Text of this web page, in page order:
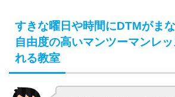
すきな曜日や時間にDTMがま
自由度の高いマンツーマンレ
れる教室